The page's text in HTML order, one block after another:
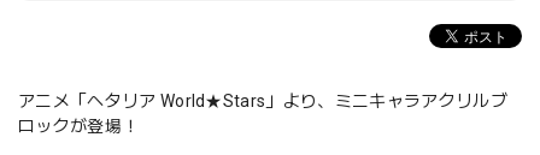
アニメ「ヘタリア World★Stars」より、ミニキャラアクリルブ
ロックが登場！